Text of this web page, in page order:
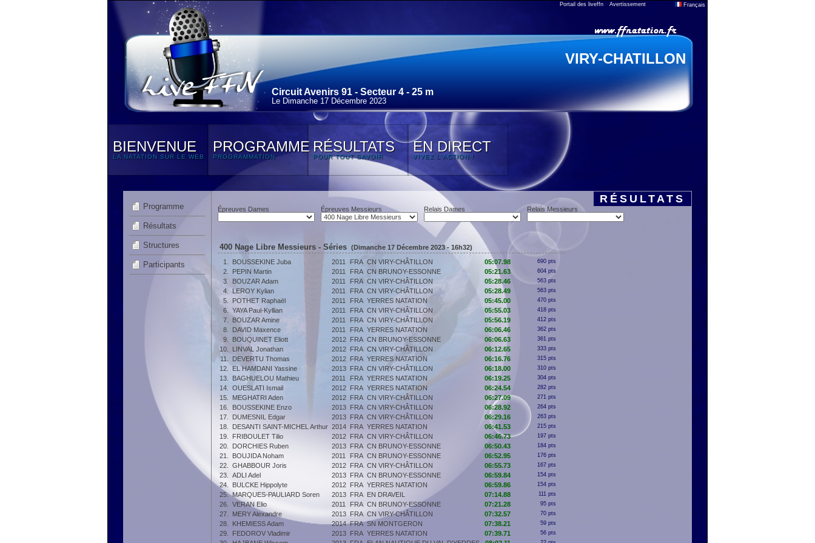
Portail des liveffn Avertissement Français
VIRY-CHATILLON
Circuit Avenirs 91 - Secteur 4 - 25 m
Le Dimanche 17 Décembre 2023
BIENVENUE
LA NATATION SUR LE WEB
PROGRAMME
PROGRAMMATION
RÉSULTATS
POUR TOUT SAVOIR
EN DIRECT
VIVEZ L'ACTION !
Programme
Résultats
Structures
Participants
RÉSULTATS
Épreuves Dames Épreuves Messieurs Relais Dames Relais Messieurs
400 Nage Libre Messieurs - Séries (Dimanche 17 Décembre 2023 - 16h32)
1.
BOUSSEKINE Juba 2011 FRA CN VIRY-CHÂTILLON 05:07.98 690 pts
2. PEPIN Martin 2011 FRA CN BRUNOY-ESSONNE 05:21.63 604 pts
3. BOUZAR Adam 2011 FRA CN VIRY-CHÂTILLON 05:28.46 563 pts
4. LEROY Kylian 2011 FRA CN VIRY-CHÂTILLON 05:28.49 563 pts
5. POTHET Raphaël 2011 FRA YERRES NATATION 05:45.00 470 pts
6. YAYA Paul-Kyllian 2011 FRA CN VIRY-CHÂTILLON 05:55.03 418 pts
7. BOUZAR Amine 2011 FRA CN VIRY-CHÂTILLON 05:56.19 412 pts
8. DAVID Maxence 2011 FRA YERRES NATATION 06:06.46 362 pts
9. BOUQUINET Eliott 2012 FRA CN BRUNOY-ESSONNE 06:06.63 361 pts
10. LINVAL Jonathan 2012 FRA CN VIRY-CHÂTILLON 06:12.65 333 pts
11. DEVERTU Thomas 2012 FRA YERRES NATATION 06:16.76 315 pts
12. EL HAMDANI Yassine 2013 FRA CN VIRY-CHÂTILLON 06:18.00 310 pts
13. BAGHUELOU Mathieu 2011 FRA YERRES NATATION 06:19.25 304 pts
14. OUESLATI Ismail 2012 FRA YERRES NATATION 06:24.54 282 pts
15. MEGHATRI Aden 2012 FRA CN VIRY-CHÂTILLON 06:27.09 271 pts
16. BOUSSEKINE Enzo 2013 FRA CN VIRY-CHÂTILLON 06:28.92 264 pts
17. DUMESNIL Edgar 2013 FRA CN VIRY-CHÂTILLON 06:29.16 263 pts
18. DESANTI SAINT-MICHEL Arthur 2014 FRA YERRES NATATION 06:41.53 215 pts
19. FRIBOULET Tilio 2012 FRA CN VIRY-CHÂTILLON 06:46.73 197 pts
20. DORCHIES Ruben 2013 FRA CN BRUNOY-ESSONNE 06:50.43 184 pts
21. BOUJIDA Noham 2011 FRA CN BRUNOY-ESSONNE 06:52.95 176 pts
22. GHABBOUR Joris 2012 FRA CN VIRY-CHÂTILLON 06:55.73 167 pts
23. ADLI Adel 2013 FRA CN BRUNOY-ESSONNE 06:59.84 154 pts
24. BULCKE Hippolyte 2012 FRA YERRES NATATION 06:59.86 154 pts
25. MARQUES-PAULIARD Soren 2013 FRA EN DRAVEIL 07:14.88 111 pts
26. VERAN Elio 2011 FRA CN BRUNOY-ESSONNE 07:21.28 95 pts
27. MERY Alexandre 2013 FRA CN VIRY-CHÂTILLON 07:32.57 70 pts
28. KHEMIESS Adam 2014 FRA SN MONTGERON 07:38.21 59 pts
29. FEDOROV Vladimir 2013 FRA YERRES NATATION 07:39.71 56 pts